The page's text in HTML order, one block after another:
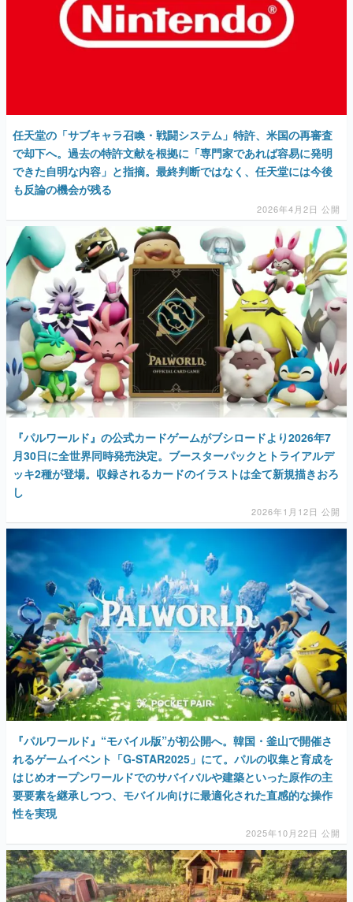
任天堂の「サブキャラ召喚・戦闘システム」特許、米国の再審査
で却下へ。過去の特許文献を根拠に「専門家であれば容易に発明
できた自明な内容」と指摘。最終判断ではなく、任天堂には今後
も反論の機会が残る
2026年4月2日 公開
『パルワールド』の公式カードゲームがブシロードより2026年7
月30日に全世界同時発売決定。ブースターパックとトライアルデ
ッキ2種が登場。収録されるカードのイラストは全て新規描きおろ
し
2026年1月12日 公開
『パルワールド』“モバイル版”が初公開へ。韓国・釜山で開催さ
れるゲームイベント「G-STAR2025」にて。パルの収集と育成を
はじめオープンワールドでのサバイバルや建築といった原作の主
要要素を継承しつつ、モバイル向けに最適化された直感的な操作
性を実現
2025年10月22日 公開